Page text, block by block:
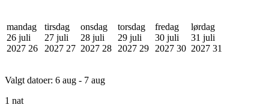
mandag
26 juli
2027 26
tirsdag
27 juli
2027 27
onsdag
28 juli
2027 28
torsdag
29 juli
2027 29
fredag
30 juli
2027 30
lørdag
31 juli
2027 31
Valgt datoer: 6 aug - 7 aug
1 nat